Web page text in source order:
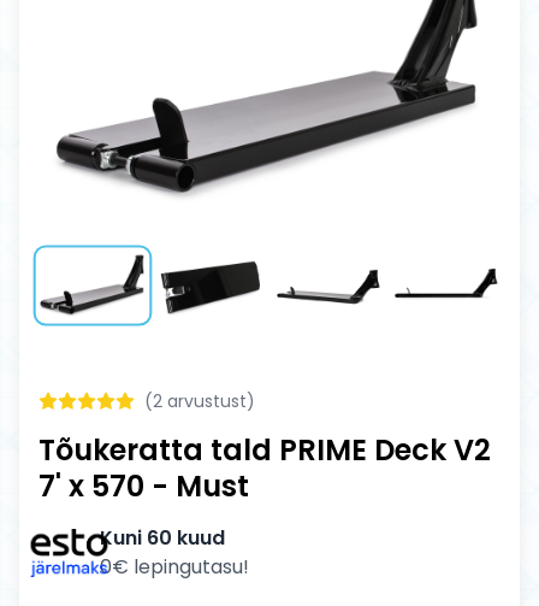
(2 arvustust)
Tõukeratta tald PRIME Deck V2
7' x 570 - Must
Kuni 60 kuud
0€ lepingutasu!